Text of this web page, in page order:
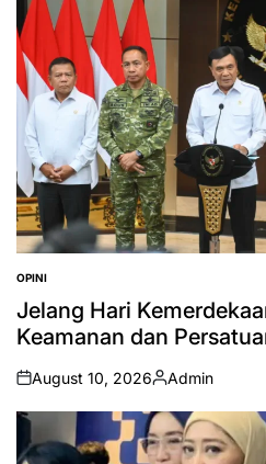
POSTED
IN
OPINI
Jelang Hari
Keamanan dan
on
August 10, 2026
Posted
by
Admin